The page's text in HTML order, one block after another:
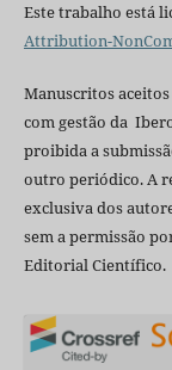
Este trabalho está
Attribution-
Manuscritos
com gestão da
proibida a
outro periódico. A
exclusiva dos
sem a permissão
Editorial Científico.